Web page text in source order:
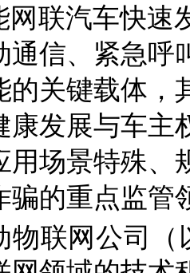
网联汽车快速
通信、紧急呼
的关键载体，
康发展与车主
用场景特殊、
骗的重点监管
物联网公司（